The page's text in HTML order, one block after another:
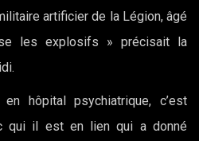
artificier de la Légion, âgé
les explosifs » précisait la
hôpital psychiatrique, c’est
qui il est en lien qui a donné